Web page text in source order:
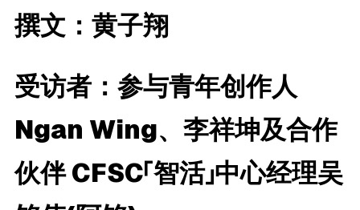
撰文：黄子翔
受访者：参与青年创作人
Ngan Wing、李祥坤及合作
伙伴CFSC「智活」中心经理吴